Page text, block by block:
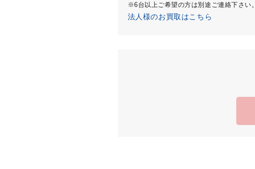
※6台以上ご希望の方は別途ご連絡下さい。
法人様のお買取はこちら